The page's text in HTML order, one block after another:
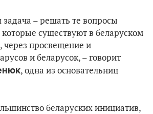
– решать те вопросы
существуют в беларуском
через просвещение и
и беларусок, – говорит
, одна из основательниц
беларуских инициатив,